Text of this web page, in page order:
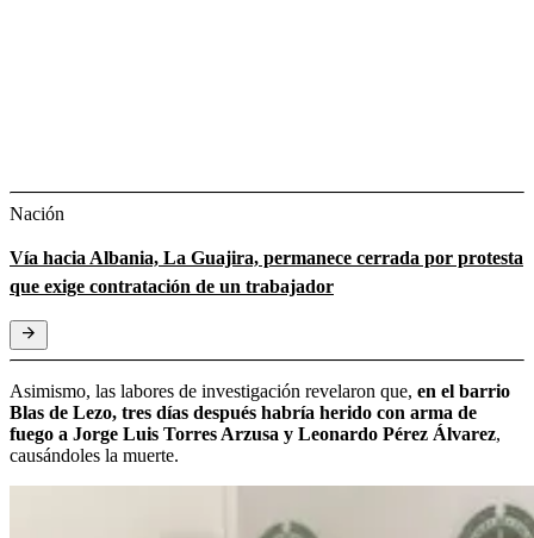
Nación
Vía hacia Albania, La Guajira, permanece cerrada por protesta
que exige contratación de un trabajador
Asimismo, las labores de investigación revelaron que, en el barrio
Blas de Lezo, tres días después habría herido con arma de
fuego a Jorge Luis Torres Arzusa y Leonardo Pérez Álvarez,
causándoles la muerte.